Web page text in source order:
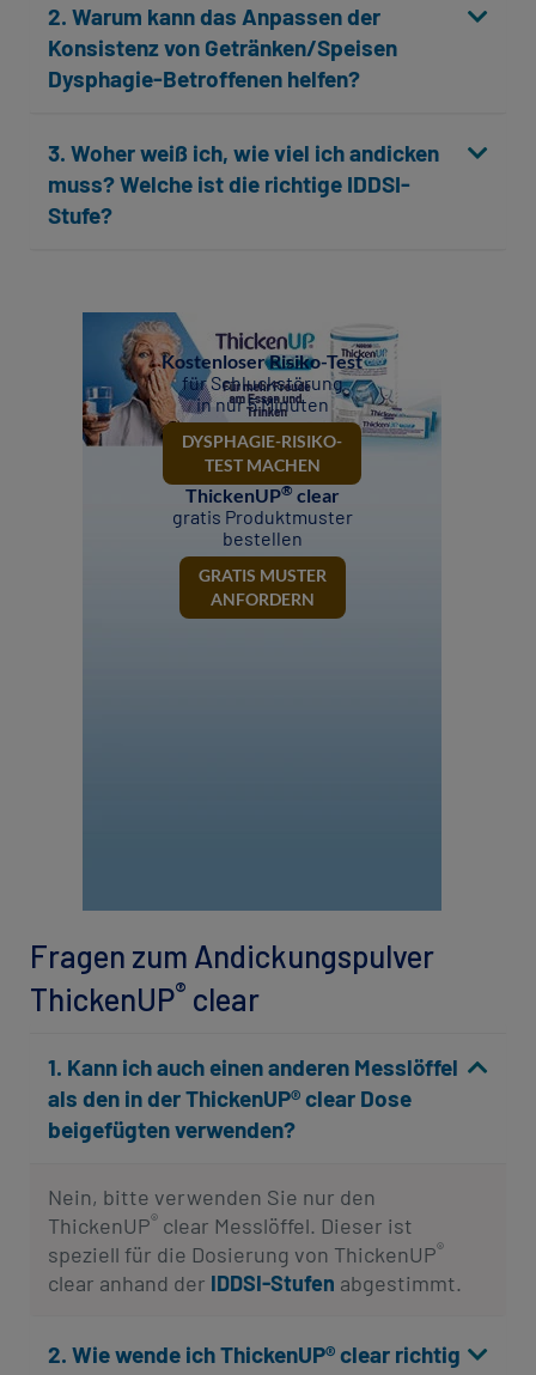
2. Warum kann das Anpassen der
Konsistenz von Getränken/Speisen
Dysphagie-Betroffenen helfen?
3. Woher weiß ich, wie viel ich andicken
muss? Welche ist die richtige IDDSI-
Stufe?
Kostenloser Risiko-Test
für Schluckstörung
in nur 5 Minuten
DYSPHAGIE-RISIKO-
TEST MACHEN
ThickenUP® clear
gratis Produktmuster
bestellen
GRATIS MUSTER
ANFORDERN
Fragen zum Andickungspulver
ThickenUP® clear
1. Kann ich auch einen anderen Messlöffel
als den in der ThickenUP® clear Dose
beigefügten verwenden?
Nein, bitte verwenden Sie nur den
ThickenUP® clear Messlöffel. Dieser ist
speziell für die Dosierung von ThickenUP®
clear anhand der IDDSI-Stufen abgestimmt.
2. Wie wende ich ThickenUP® clear richtig